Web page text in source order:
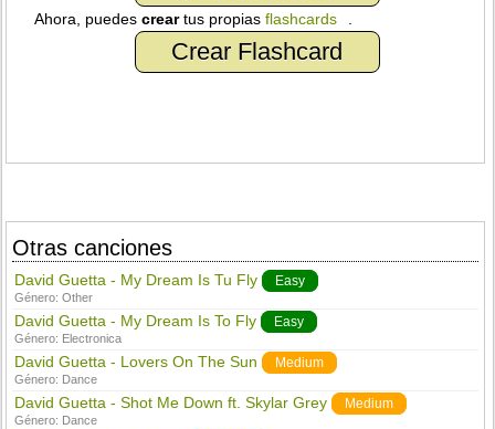
Ahora, puedescreartus propiasflashcards
Crear Flashcard
Otras canciones
David Guetta - My Dream Is Tu Fly Easy
Género:Other
David Guetta - My Dream Is To Fly Easy
Género: Electronica
David Guetta - Lovers On The Sun Medium
Género: Dance
David Guetta - Shot Me Down ft. Skylar Grey Medium
Género: Dance